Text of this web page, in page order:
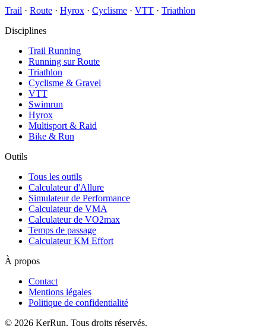
Trail · Route · Hyrox · Cyclisme · VTT · Triathlon
Disciplines
Trail Running
Running sur Route
Triathlon
Cyclisme & Gravel
VTT
Swimrun
Hyrox
Multisport & Raid
Bike & Run
Outils
Tous les outils
Calculateur d'Allure
Simulateur de Performance
Calculateur de VMA
Calculateur de VO2max
Temps de passage
Calculateur KM Effort
À propos
Contact
Mentions légales
Politique de confidentialité
© 2026 KerRun. Tous droits réservés.